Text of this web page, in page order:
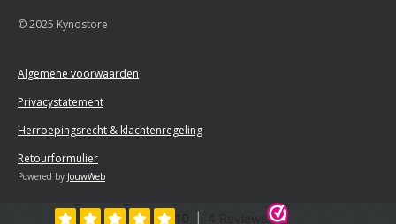
© 2025 Kynostore
Algemene voorwaarden
Privacystatement
Herroepingsrecht & klachtenregeling
Retourformulier
Powered by JouwWeb